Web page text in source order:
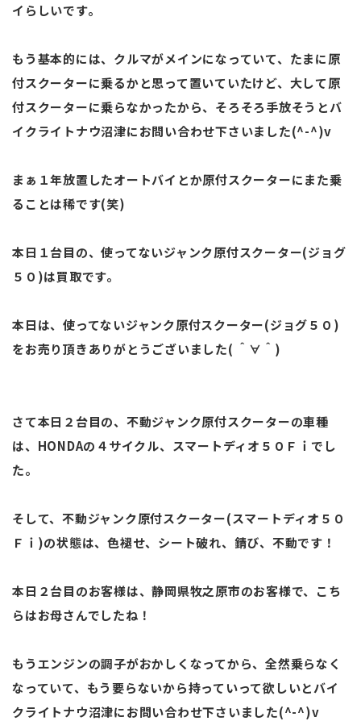
イらしいです。
もう基本的には、クルマがメインになっていて、たまに原
付スクーターに乗るかと思って置いていたけど、大して原
付スクーターに乗らなかったから、そろそろ手放そうとバ
イクライトナウ沼津にお問い合わせ下さいました(^-^)v
まぁ１年放置したオートバイとか原付スクーターにまた乗
ることは稀です(笑)
本日１台目の、使ってないジャンク原付スクーター(ジョグ
５０)は買取です。
本日は、使ってないジャンク原付スクーター(ジョグ５０)
をお売り頂きありがとうございました( ＾∀＾)
さて本日２台目の、不動ジャンク原付スクーターの車種
は、HONDAの４サイクル、スマートディオ５０Ｆｉでし
た。
そして、不動ジャンク原付スクーター(スマートディオ５０
Ｆｉ)の状態は、色褪せ、シート破れ、錆び、不動です！
本日２台目のお客様は、静岡県牧之原市のお客様で、こち
らはお母さんでしたね！
もうエンジンの調子がおかしくなってから、全然乗らなく
なっていて、もう要らないから持っていって欲しいとバイ
クライトナウ沼津にお問い合わせ下さいました(^-^)v